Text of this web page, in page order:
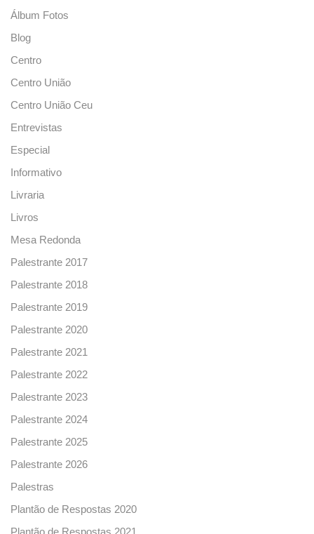
Álbum Fotos
Blog
Centro
Centro União
Centro União Ceu
Entrevistas
Especial
Informativo
Livraria
Livros
Mesa Redonda
Palestrante 2017
Palestrante 2018
Palestrante 2019
Palestrante 2020
Palestrante 2021
Palestrante 2022
Palestrante 2023
Palestrante 2024
Palestrante 2025
Palestrante 2026
Palestras
Plantão de Respostas 2020